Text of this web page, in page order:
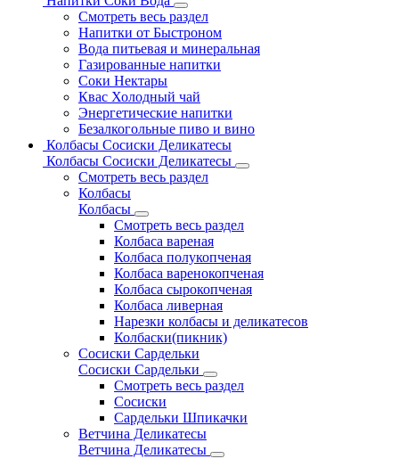
Смотреть весь раздел
Напитки от Быстроном
Вода питьевая и минеральная
Газированные напитки
Соки Нектары
Квас Холодный чай
Энергетические напитки
Безалкогольные пиво и вино
Колбасы Сосиски Деликатесы
Колбасы Сосиски Деликатесы
Смотреть весь раздел
Колбасы
Колбасы
Смотреть весь раздел
Колбаса вареная
Колбаса полукопченая
Колбаса варенокопченая
Колбаса сырокопченая
Колбаса ливерная
Нарезки колбасы и деликатесов
Колбаски(пикник)
Сосиски Сардельки
Сосиски Сардельки
Смотреть весь раздел
Сосиски
Сардельки Шпикачки
Ветчина Деликатесы
Ветчина Деликатесы